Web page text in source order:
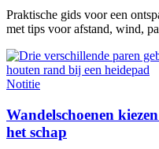
Praktische gids voor een
met tips voor afstand, wind,
Notitie
Wandelschoenen
het schap